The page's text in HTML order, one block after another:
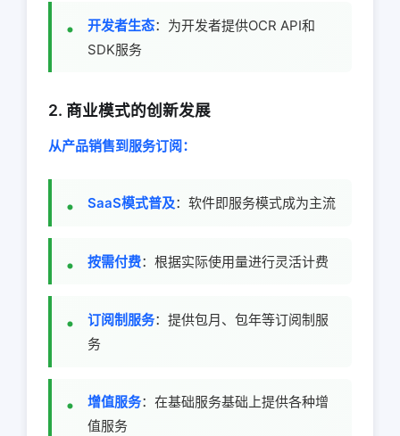
开发者生态：为开发者提供OCR API和
SDK服务
2. 商业模式的创新发展
从产品销售到服务订阅：
SaaS模式普及：软件即服务模式成为主流
按需付费：根据实际使用量进行灵活计费
订阅制服务：提供包月、包年等订阅制服
务
增值服务：在基础服务基础上提供各种增
值服务